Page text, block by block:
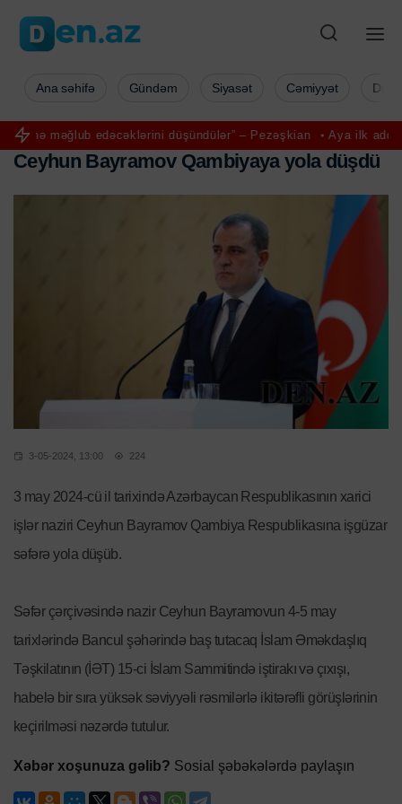
edəcəklərini düşündülər” – Pezəşkian Aya ilk addımı atan Nil
Ana səhifə Gündəm Siyasət Cəmiyyət
Ceyhun Bayramov Qambiyaya yola düşdü
3-05-2024, 13:00 224
3 may 2024-cü il tarixində Azərbaycan Respublikasının xarici
işlər naziri Ceyhun Bayramov Qambiya Respublikasına işgüzar
səfərə yola düşüb.
Səfər çərçivəsində nazir Ceyhun Bayramovun 4-5 may
tarixlərində Bancul şəhərində baş tutacaq İslam Əməkdaşlıq
Təşkilatının (İƏT) 15-ci İslam Sammitində iştirakı və çıxışı,
habelə bir sıra yüksək səviyyəli rəsmilərlə ikitərəfli görüşlərinin
keçirilməsi nəzərdə tutulur.
Xəbər xoşunuza gəlib? Sosial şəbəkələrdə paylaşın